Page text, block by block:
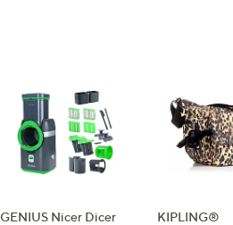
GENIUS Nicer Dicer
KIPLING®